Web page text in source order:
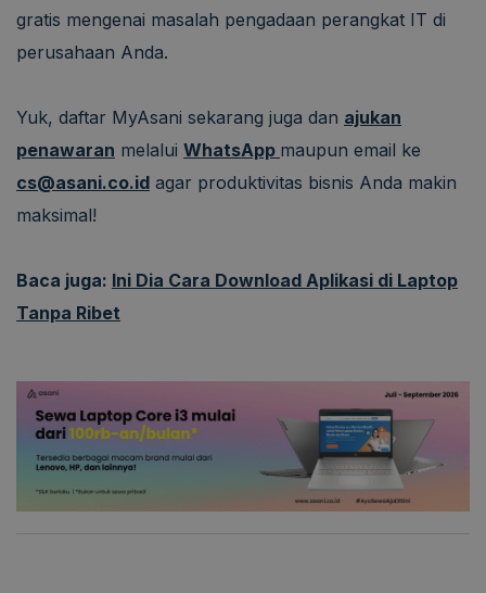
gratis mengenai masalah pengadaan perangkat IT di
perusahaan Anda.
Yuk, daftar MyAsani sekarang juga dan ajukan
penawaran melalui WhatsApp maupun email ke
cs@asani.co.id agar produktivitas bisnis Anda makin
maksimal!
Baca juga: Ini Dia Cara Download Aplikasi di Laptop
Tanpa Ribet